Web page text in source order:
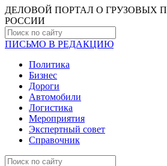
ДЕЛОВОЙ ПОРТАЛ О ГРУЗОВЫХ
РОCСИИ
ПИСЬМО В РЕДАКЦИЮ
Политика
Бизнес
Дороги
Автомобили
Логистика
Мероприятия
Экспертный совет
Справочник